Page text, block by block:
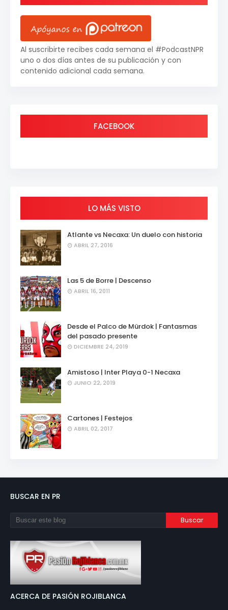
Al suscribirte recibes cada semana el #PodcastNPR
uno o dos días antes de su publicación y con
contenido adicional cada semana.
FACEBOOK
LO MÁS VISTO
Atlante vs Necaxa: Un duelo con historia
ABRIL 27, 2016
Las 5 de Borre | Descenso
ABRIL 16, 2011
Desde el Palco de Mürdok | Fantasmas
del pasado presente
DICIEMBRE 24, 2019
Amistoso | Inter Playa 0-1 Necaxa
JUNIO 22, 2019
Cartones | Festejos
ABRIL 02, 2017
BUSCAR EN PR
ACERCA DE PASIÓN ROJIBLANCA